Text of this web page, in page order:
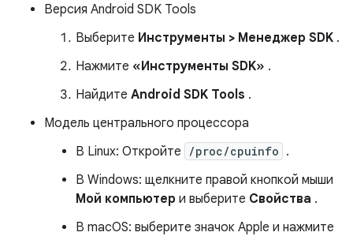
Версия Android SDK Tools
Выберите Инструменты > Менеджер SDK .
Нажмите «Инструменты SDK» .
Найдите Android SDK Tools .
Модель центрального процессора
В Linux: Откройте
/proc/cpuinfo .
В Windows: щелкните правой кнопкой мыши
Мой компьютер и выберите Свойства .
В macOS: выберите значок Apple и нажмите